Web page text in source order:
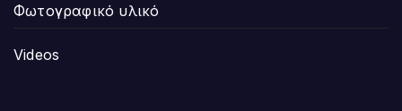
Φωτογραφικό υλικό
Videos